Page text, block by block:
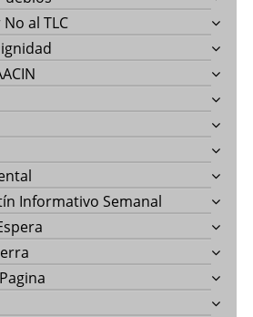
al TLC
Informativo Semanal